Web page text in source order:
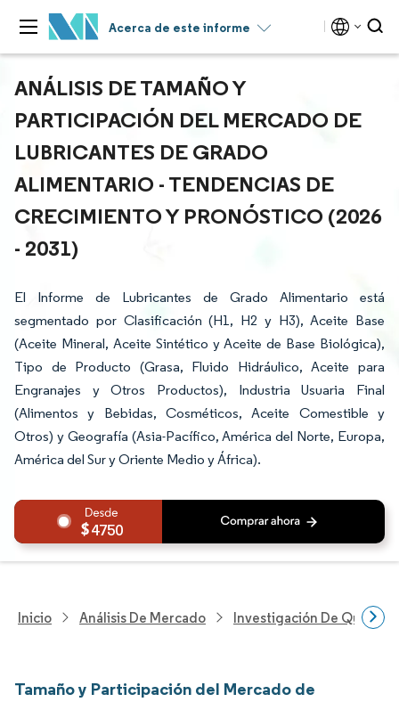
Acerca de este informe
ANÁLISIS DE TAMAÑO Y
PARTICIPACIÓN DEL MERCADO DE
LUBRICANTES DE GRADO
ALIMENTARIO - TENDENCIAS DE
CRECIMIENTO Y PRONÓSTICO (2026
- 2031)
El Informe de Lubricantes de Grado Alimentario está
segmentado por Clasificación (H1, H2 y H3), Aceite Base
(Aceite Mineral, Aceite Sintético y Aceite de Base Biológica),
Tipo de Producto (Grasa, Fluido Hidráulico, Aceite para
Engranajes y Otros Productos), Industria Usuaria Final
(Alimentos y Bebidas, Cosméticos, Aceite Comestible y
Otros) y Geografía (Asia-Pacífico, América del Norte, Europa,
América del Sur y Oriente Medio y África).
4750
Inicio Análisis De Mercado Investigación De
Tamaño y Participación del Mercado de